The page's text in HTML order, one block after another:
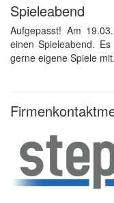
Spieleabend
Aufgepasst! Am
einen Spieleabend.
gerne eigene Spiele